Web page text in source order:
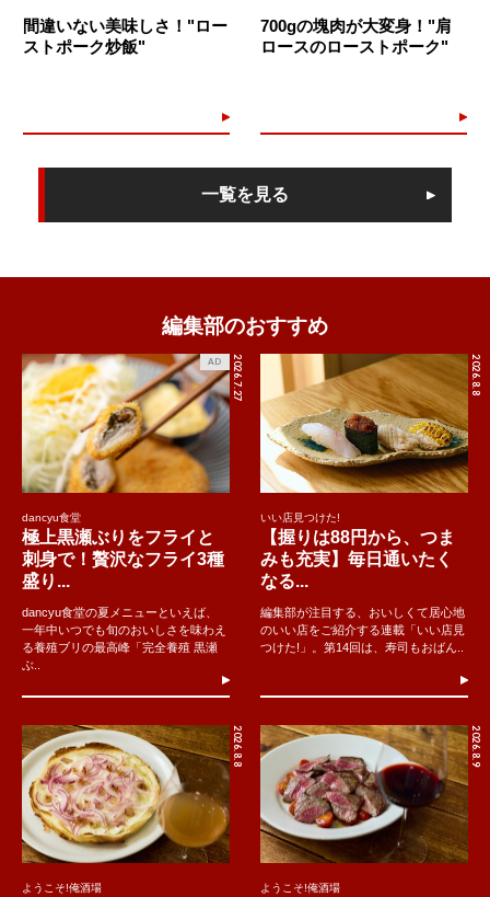
間違いない美味しさ！"ロー
ストポーク炒飯"
700gの塊肉が大変身！"肩
ロースのローストポーク"
一覧を見る
編集部のおすすめ
2026.7.27
AD
dancyu食堂
極上黒瀬ぶりをフライと
刺身で！贅沢なフライ3種
盛り...
dancyu食堂の夏メニューといえば、
一年中いつでも旬のおいしさを味わえ
る養殖ブリの最高峰「完全養殖 黒瀬
ぶ..
2026.8.8
いい店見つけた!
【握りは88円から、つま
みも充実】毎日通いたく
なる...
編集部が注目する、おいしくて居心地
のいい店をご紹介する連載「いい店見
つけた!」。第14回は、寿司もおばん..
2026.8.8
ようこそ!俺酒場
2026.8.9
ようこそ!俺酒場